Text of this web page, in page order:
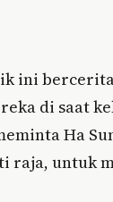
ini
di saat
Ha
raja, untuk